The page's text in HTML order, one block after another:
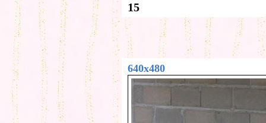
15
640x480